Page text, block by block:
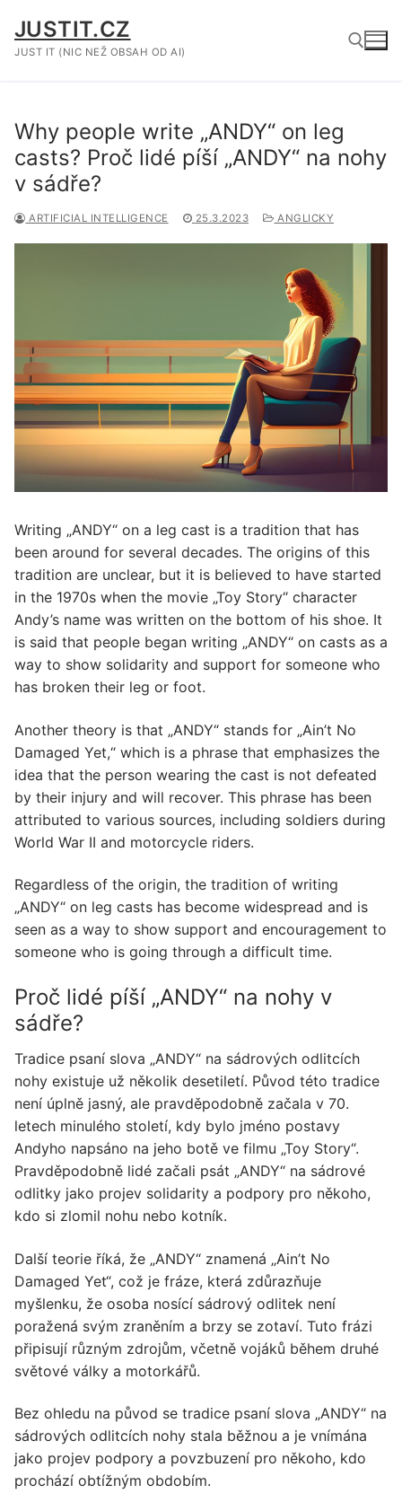
na
obsah
JUSTIT.CZ
JUST IT (NIC NEŽ OBSAH OD AI)
Why people write „ANDY“ on leg
casts? Proč lidé píší „ANDY“ na nohy
v sádře?
ARTIFICIAL INTELLIGENCE 25.3.2023 ANGLICKY
Writing „ANDY“ on a leg cast is a tradition that has
been around for several decades. The origins of this
tradition are unclear, but it is believed to have started
in the 1970s when the movie „Toy Story“ character
Andy’s name was written on the bottom of his shoe. It
is said that people began writing „ANDY“ on casts as a
way to show solidarity and support for someone who
has broken their leg or foot.
Another theory is that „ANDY“ stands for „Ain’t No
Damaged Yet,“ which is a phrase that emphasizes the
idea that the person wearing the cast is not defeated
by their injury and will recover. This phrase has been
attributed to various sources, including soldiers during
World War II and motorcycle riders.
Regardless of the origin, the tradition of writing
„ANDY“ on leg casts has become widespread and is
seen as a way to show support and encouragement to
someone who is going through a difficult time.
Proč lidé píší „ANDY“ na nohy v
sádře?
Tradice psaní slova „ANDY“ na sádrových odlitcích
nohy existuje už několik desetiletí. Původ této tradice
není úplně jasný, ale pravděpodobně začala v 70.
letech minulého století, kdy bylo jméno postavy
Andyho napsáno na jeho botě ve filmu „Toy Story“.
Pravděpodobně lidé začali psát „ANDY“ na sádrové
odlitky jako projev solidarity a podpory pro někoho,
kdo si zlomil nohu nebo kotník.
Další teorie říká, že „ANDY“ znamená „Ain’t No
Damaged Yet“, což je fráze, která zdůrazňuje
myšlenku, že osoba nosící sádrový odlitek není
poražená svým zraněním a brzy se zotaví. Tuto frázi
připisují různým zdrojům, včetně vojáků během druhé
světové války a motorkářů.
Bez ohledu na původ se tradice psaní slova „ANDY“ na
sádrových odlitcích nohy stala běžnou a je vnímána
jako projev podpory a povzbuzení pro někoho, kdo
prochází obtížným obdobím.